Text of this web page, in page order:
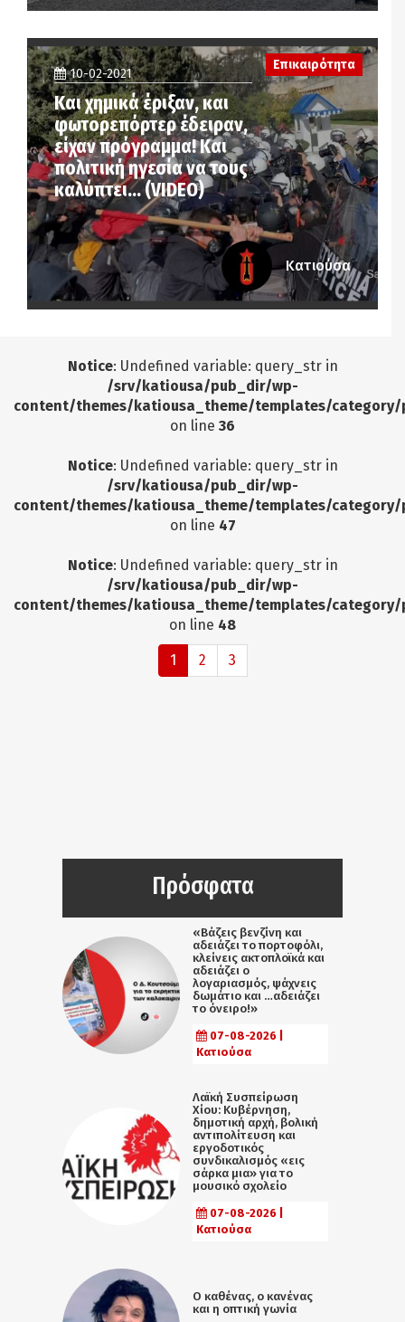
10-02-2021
Και χημικά έριξαν, και
φωτορεπόρτερ έδειραν,
είχαν πρόγραμμα! Και
πολιτική ηγεσία να τους
καλύπτει… (VIDEO)
Επικαιρότητα
Κατιούσα
Notice: Undefined variable: query_str in
/srv/katiousa/pub_dir/wp-
content/themes/katiousa_theme/templates/
on line 36
Notice: Undefined variable: query_str in
/srv/katiousa/pub_dir/wp-
content/themes/katiousa_theme/templates/
on line 47
Notice: Undefined variable: query_str in
/srv/katiousa/pub_dir/wp-
content/themes/katiousa_theme/templates/
on line 48
1 2 3
Πρόσφατα
«Βάζεις βενζίνη και
αδειάζει το πορτοφόλι,
κλείνεις ακτοπλοϊκά και
αδειάζει ο
λογαριασμός, ψάχνεις
δωμάτιο και …αδειάζει
το όνειρο!»
07-08-2026 |
Κατιούσα
Λαϊκή Συσπείρωση
Χίου: Κυβέρνηση,
δημοτική αρχή, βολική
αντιπολίτευση και
εργοδοτικός
συνδικαλισμός «εις
σάρκα μια» για το
μουσικό σχολείο
07-08-2026 |
Κατιούσα
Ο καθένας, ο κανένας
και η οπτική γωνία